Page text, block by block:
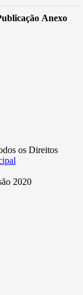
Anexo
os Direitos
2020